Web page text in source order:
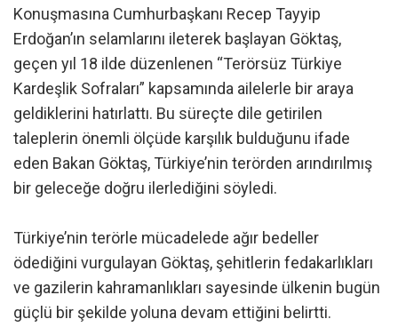
Konuşmasına Cumhurbaşkanı Recep Tayyip
Erdoğan’ın selamlarını ileterek başlayan Göktaş,
geçen yıl 18 ilde düzenlenen “Terörsüz Türkiye
Kardeşlik Sofraları” kapsamında ailelerle bir araya
geldiklerini hatırlattı. Bu süreçte dile getirilen
taleplerin önemli ölçüde karşılık bulduğunu ifade
eden Bakan Göktaş, Türkiye’nin terörden arındırılmış
bir geleceğe doğru ilerlediğini söyledi.
Türkiye’nin terörle mücadelede ağır bedeller
ödediğini vurgulayan Göktaş, şehitlerin fedakarlıkları
ve gazilerin kahramanlıkları sayesinde ülkenin bugün
güçlü bir şekilde yoluna devam ettiğini belirtti.